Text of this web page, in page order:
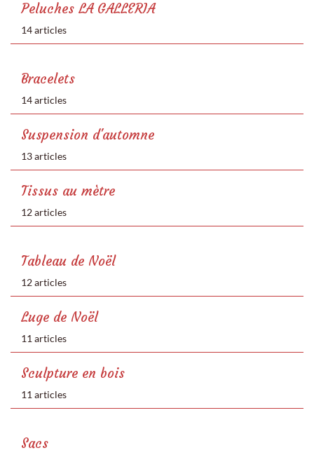
Peluches LA GALLERIA
14 articles
Bracelets
14 articles
Suspension d'automne
13 articles
Tissus au mètre
12 articles
Tableau de Noël
12 articles
Luge de Noël
11 articles
Sculpture en bois
11 articles
Sacs